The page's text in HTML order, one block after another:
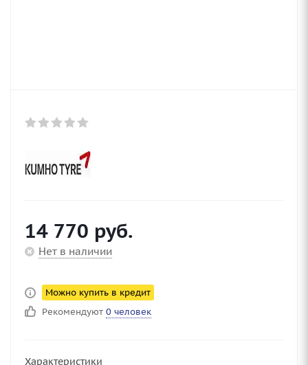
14 770 руб.
Нет в наличии
Можно купить в кредит
Рекомендуют 0 человек
Характеристики